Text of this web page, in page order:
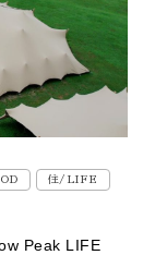
住/LIFE
Peak LIFE